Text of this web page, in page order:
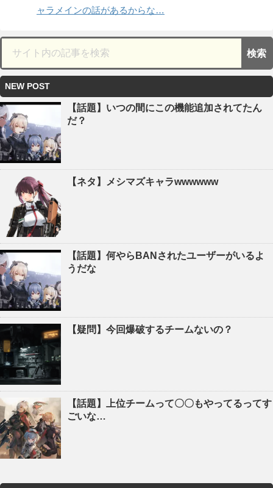
ャラメインの話があるからな…
NEW POST
【話題】いつの間にこの機能追加されてたん
だ？
【ネタ】メシマズキャラwwwwww
【話題】何やらBANされたユーザーがいるよ
うだな
【疑問】今回爆破するチームないの？
【話題】上位チームって〇〇もやってるってす
ごいな…